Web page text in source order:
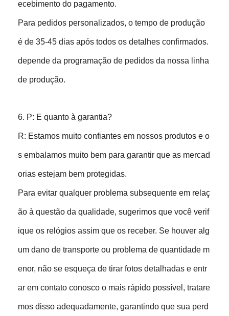
ecebimento do pagamento.
Para pedidos personalizados, o tempo de produção
é de 35-45 dias após todos os detalhes confirmados.
depende da programação de pedidos da nossa linha
de produção.
6. P: E quanto à garantia?
R: Estamos muito confiantes em nossos produtos e o
s embalamos muito bem para garantir que as mercad
orias estejam bem protegidas.
Para evitar qualquer problema subsequente em relaç
ão à questão da qualidade, sugerimos que você verif
ique os relógios assim que os receber. Se houver alg
um dano de transporte ou problema de quantidade m
enor, não se esqueça de tirar fotos detalhadas e entr
ar em contato conosco o mais rápido possível, tratare
mos disso adequadamente, garantindo que sua perd